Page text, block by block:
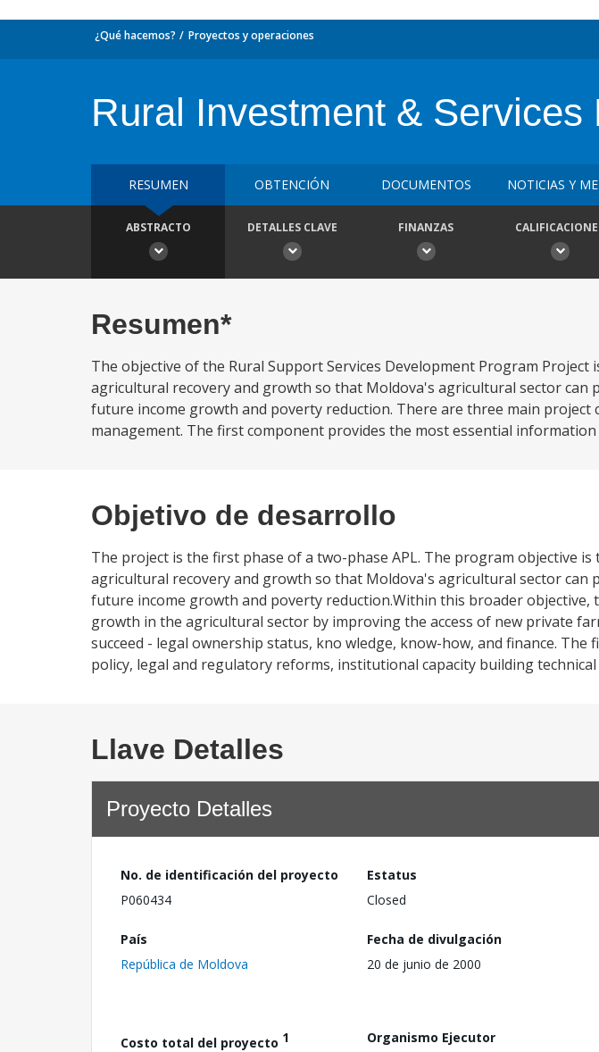
¿Qué hacemos? Proyectos y operaciones
Rural Investment & Services
RESUMEN OBTENCIÓN DOCUMENTOS NOTICIAS Y
ABSTRACTO DETALLES CLAVE FINANZAS
Resumen*
The objective of the Rural Support Services Development Program
agricultural recovery and growth so that Moldova's agricultural sector
future income growth and poverty reduction. There are three main
management. The first component provides the most essential
Objetivo de desarrollo
The project is the first phase of a two-phase APL. The program objective
agricultural recovery and growth so that Moldova's agricultural sector
future income growth and poverty reduction.Within this broader
growth in the agricultural sector by improving the access of new private
succeed - legal ownership status, kno wledge, know-how, and finance.
policy, legal and regulatory reforms, institutional capacity building
Llave Detalles
Proyecto Detalles
No. de identificación del proyecto
P060434
Estatus
Closed
País
República de Moldova
Fecha de divulgación
20 de junio de 2000
Costo total del proyecto 1
Organismo Ejecutor